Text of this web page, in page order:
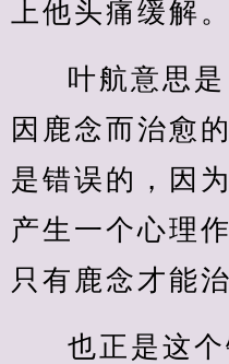
上他头痛缓解。
叶航意思
因鹿念而治愈
是错误的，因
产生一个心理
只有鹿念才能
也正是这